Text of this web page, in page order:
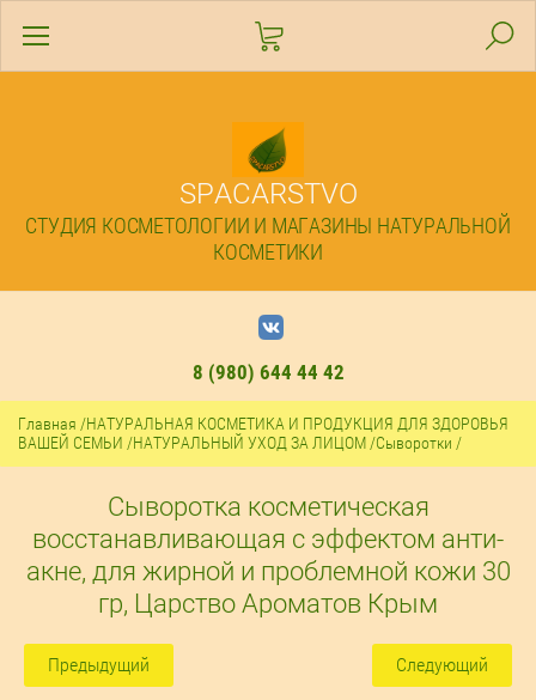
SPACARSTVO
СТУДИЯ КОСМЕТОЛОГИИ И МАГАЗИНЫ НАТУРАЛЬНОЙ
КОСМЕТИКИ
8 (980) 644 44 42
Главная /НАТУРАЛЬНАЯ КОСМЕТИКА И ПРОДУКЦИЯ ДЛЯ ЗДОРОВЬЯ
ВАШЕЙ СЕМЬИ /НАТУРАЛЬНЫЙ УХОД ЗА ЛИЦОМ /Сыворотки /
Сыворотка косметическая
восстанавливающая с эффектом анти-
акне, для жирной и проблемной кожи 30
гр, Царство Ароматов Крым
Предыдущий Следующий